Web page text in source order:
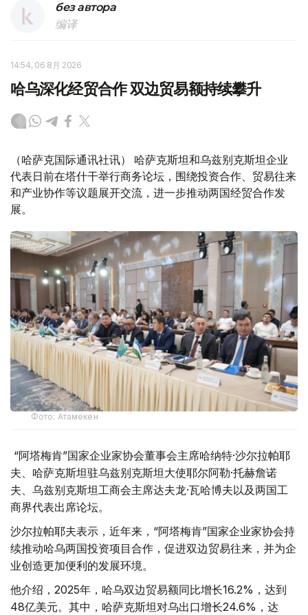
без автора
编译
14:54, 06 8月 2026
哈乌深化经贸合作 双边贸易额持续攀升
（哈萨克国际通讯社讯） 哈萨克斯坦和乌兹别克斯坦企业
代表日前在塔什干举行商务论坛，围绕投资合作、贸易往来
和产业协作等议题展开交流，进一步推动两国经贸合作发
展。
Фото: Атамекен
“阿塔梅肯”国家企业家协会董事会主席哈纳特·沙尔拉帕耶
夫、哈萨克斯坦驻乌兹别克斯坦大使耶尔阿勒·托赫詹诺
夫、乌兹别克斯坦工商会主席达夫龙·瓦哈博夫以及两国工
商界代表出席论坛。
沙尔拉帕耶夫表示，近年来，“阿塔梅肯”国家企业家协会持
续推动哈乌两国投资项目合作，促进双边贸易往来，并为企
业创造更加便利的发展环境。
他介绍，2025年，哈乌双边贸易额同比增长16.2%，达到
48亿美元。其中，哈萨克斯坦对乌出口增长24.6%，达